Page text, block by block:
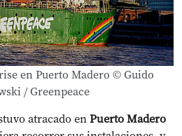
en Puerto Madero © Guido
/ Greenpeace
atracado enPuerto Madero